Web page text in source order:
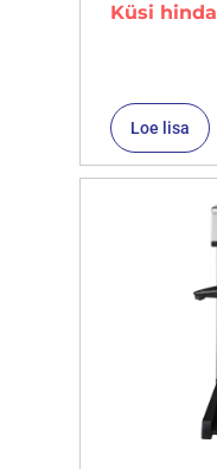
Küsi hinda
Loe lisa